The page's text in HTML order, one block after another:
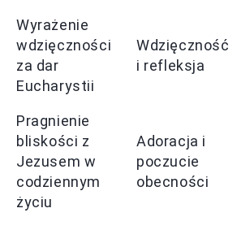
Wyrażenie
wdzięczności
za dar
Eucharystii
Wdzięczność
i refleksja
Pragnienie
bliskości z
Jezusem w
codziennym
życiu
Adoracja i
poczucie
obecności